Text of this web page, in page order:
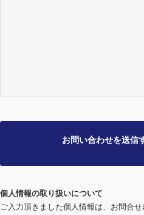
個人情報の取り扱いについて
ご入力頂きました個人情報は、お問合